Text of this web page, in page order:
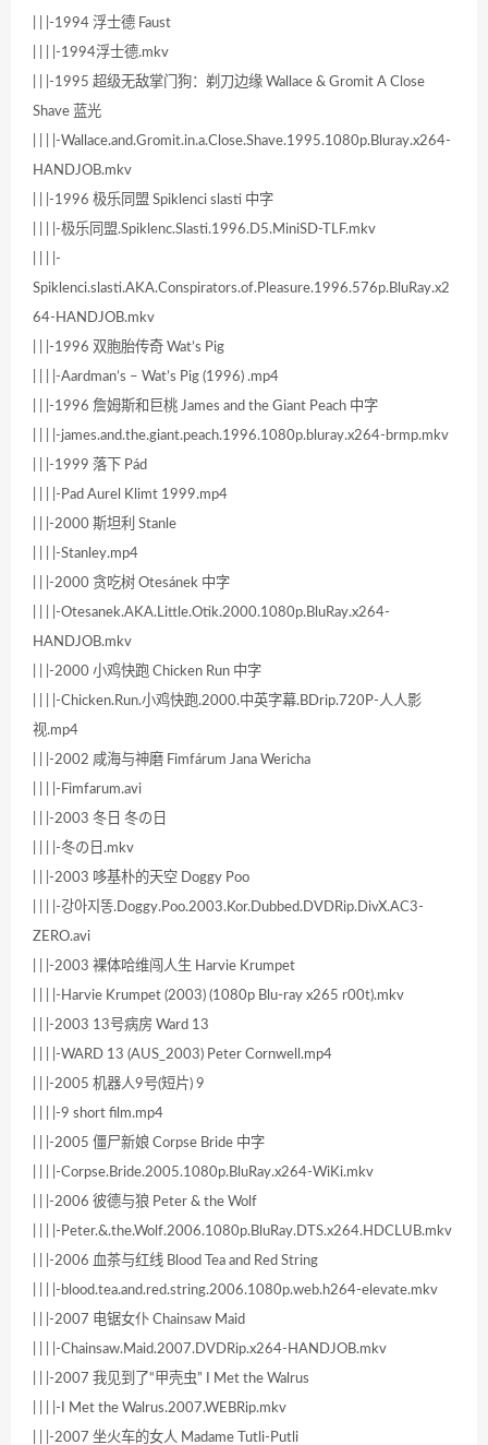
| | |-1994 浮士德 Faust
| | | |-1994浮士德.mkv
| | |-1995 超级无敌掌门狗：剃刀边缘 Wallace & Gromit A Close
Shave 蓝光
| | | |-Wallace.and.Gromit.in.a.Close.Shave.1995.1080p.Bluray.x264-
HANDJOB.mkv
| | |-1996 极乐同盟 Spiklenci slasti 中字
| | | |-极乐同盟.Spiklenc.Slasti.1996.D5.MiniSD-TLF.mkv
| | | |-
Spiklenci.slasti.AKA.Conspirators.of.Pleasure.1996.576p.BluRay.x2
64-HANDJOB.mkv
| | |-1996 双胞胎传奇 Wat’s Pig
| | | |-Aardman’s – Wat’s Pig (1996) .mp4
| | |-1996 詹姆斯和巨桃 James and the Giant Peach 中字
| | | |-james.and.the.giant.peach.1996.1080p.bluray.x264-brmp.mkv
| | |-1999 落下 Pád
| | | |-Pad Aurel Klimt 1999.mp4
| | |-2000 斯坦利 Stanle
| | | |-Stanley.mp4
| | |-2000 贪吃树 Otesánek 中字
| | | |-Otesanek.AKA.Little.Otik.2000.1080p.BluRay.x264-
HANDJOB.mkv
| | |-2000 小鸡快跑 Chicken Run 中字
| | | |-Chicken.Run.小鸡快跑.2000.中英字幕.BDrip.720P-人人影
视.mp4
| | |-2002 咸海与神磨 Fimfárum Jana Wericha
| | | |-Fimfarum.avi
| | |-2003 冬日 冬の日
| | | |-冬の日.mkv
| | |-2003 哆基朴的天空 Doggy Poo
| | | |-강아지똥.Doggy.Poo.2003.Kor.Dubbed.DVDRip.DivX.AC3-
ZERO.avi
| | |-2003 裸体哈维闯人生 Harvie Krumpet
| | | |-Harvie Krumpet (2003) (1080p Blu-ray x265 r00t).mkv
| | |-2003 13号病房 Ward 13
| | | |-WARD 13 (AUS_2003) Peter Cornwell.mp4
| | |-2005 机器人9号(短片) 9
| | | |-9 short film.mp4
| | |-2005 僵尸新娘 Corpse Bride 中字
| | | |-Corpse.Bride.2005.1080p.BluRay.x264-WiKi.mkv
| | |-2006 彼德与狼 Peter & the Wolf
| | | |-Peter.&.the.Wolf.2006.1080p.BluRay.DTS.x264.HDCLUB.mkv
| | |-2006 血茶与红线 Blood Tea and Red String
| | | |-blood.tea.and.red.string.2006.1080p.web.h264-elevate.mkv
| | |-2007 电锯女仆 Chainsaw Maid
| | | |-Chainsaw.Maid.2007.DVDRip.x264-HANDJOB.mkv
| | |-2007 我见到了“甲壳虫” I Met the Walrus
| | | |-I Met the Walrus.2007.WEBRip.mkv
| | |-2007 坐火车的女人 Madame Tutli-Putli